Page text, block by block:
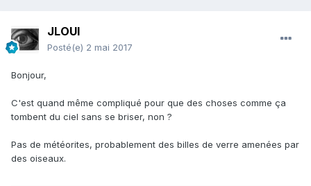
JLOUI
Posté(e) 2 mai 2017
Bonjour,
C'est quand même compliqué pour que des choses comme ça
tombent du ciel sans se briser, non ?
Pas de météorites, probablement des billes de verre amenées par
des oiseaux.